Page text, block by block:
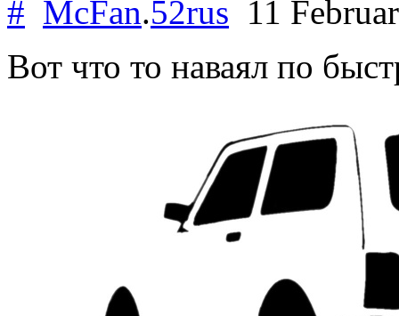
# McFan.52rus 11
Вот что то наваял по